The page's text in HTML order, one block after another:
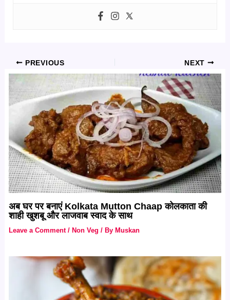
PREVIOUS NEXT
अब घर पर बनाएं Kolkata Mutton Chaap कोलकाता की
शाही खुशबू और लाजवाब स्वाद के साथ
Leave a Comment / Non Veg / By Muskan